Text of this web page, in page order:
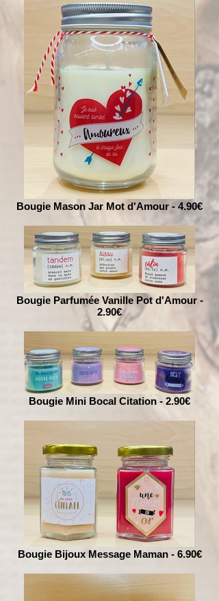
Bougie Mason Jar Mot d'Amour - 4.90€
Bougie Parfumée Vanille Pot d'Amour -
2.90€
Bougie Mini Bocal Citation - 2.90€
Bougie Bijoux Message Maman - 6.90€